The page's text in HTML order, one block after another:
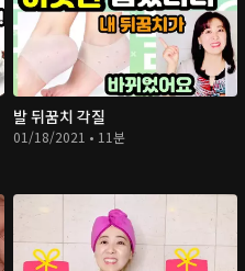
발 뒤꿈치 각질
01/18/2021 • 11분